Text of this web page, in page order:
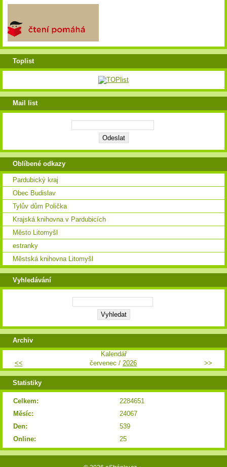
Toplist
Mail list
Oblíbené odkazy
Pardubický kraj
Obec Budislav
Tylův dům Polička
Krajská knihovna v Pardubicích
Město Litomyšl
estranky
Městská knihovna Litomyšl
Vyhledávání
Archiv
Kalendář
<<
červenec / 2026 >>
Statistiky
Online: 25
Celkem:
2284651
Měsíc:
24067
Den:
539